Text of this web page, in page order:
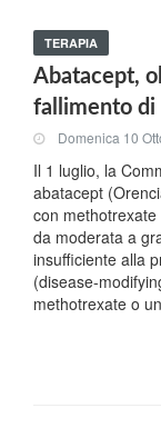
TERAPIA
Abatacept,
fallimento di
Domenica 10
Il 1 luglio, la
abatacept
con
da moderata a
insufficiente alla
(disease-
methotrexate o